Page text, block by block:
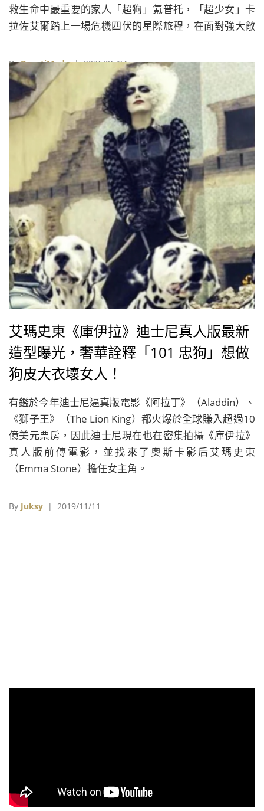
救生命中最重要的家人「超狗」氪普托，「超少女」卡
拉佐艾爾踏上一場危機四伏的星際旅程，在面對強大敵
ByBeautiMode| 2026/06/24
艾瑪史東《庫伊拉》迪士尼真人版最新
造型曝光，奢華詮釋「101 忠狗」想做
狗皮大衣壞女人！
有鑑於今年迪士尼逼真版電影《阿拉丁》（Aladdin）、
《獅子王》（The Lion King）都火爆於全球賺入超過10
億美元票房，因此迪士尼現在也在密集拍攝《庫伊拉》
真人版前傳電影，並找來了奧斯卡影后艾瑪史東
（Emma Stone）擔任女主角。
By Juksy | 2019/11/11